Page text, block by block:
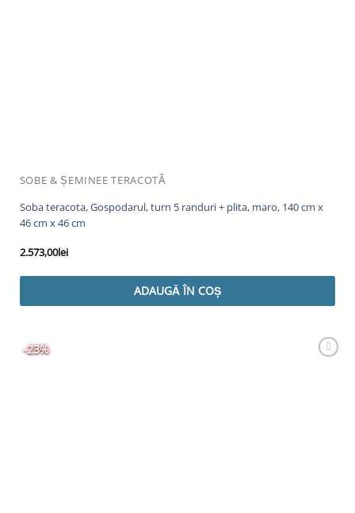
SOBE & ȘEMINEE TERACOTĂ
Soba teracota, Gospodarul, turn 5 randuri + plita, maro, 140 cm x
46 cm x 46 cm
2.573,00lei
ADAUGĂ ÎN COȘ
-23%